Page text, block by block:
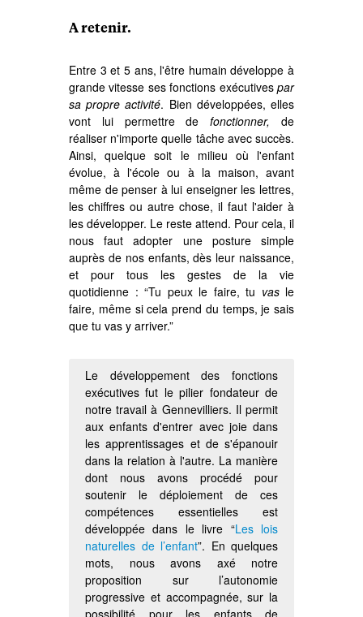
A retenir.
Entre 3 et 5 ans, l'être humain développe à
grande vitesse ses fonctions exécutives par
sa propre activité. Bien développées, elles
vont lui permettre defonctionner, de
réaliser n'importe quelle tâche avec succès.
Ainsi, quelque soit le milieu où l'enfant
évolue, à l'école ou à la maison, avant
même de penser à lui enseigner les lettres,
les chiffres ou autre chose, il faut l'aider à
les développer. Le reste attend. Pour cela, il
nous faut adopter une posture simple
auprès de nos enfants, dès leur naissance,
et pour tous les gestes de la vie
quotidienne : “Tu peux le faire, tu vasle
faire, même si cela prend du temps, je sais
que tu vas y arriver.”
Le développement des fonctions
exécutives fut le pilier fondateur de
notre travail à Gennevilliers. Il permit
aux enfants d'entrer avec joie dans
les apprentissages et de s'épanouir
dans la relation à l'autre. La manière
dont nous avons procédé pour
soutenir le déploiement de ces
compétences essentielles est
développée dans le livre “Les lois
naturelles de l’enfant”. En quelques
mots, nous avons axé notre
proposition sur l’autonomie
progressive et accompagnée, sur la
possibilité pour les enfants de